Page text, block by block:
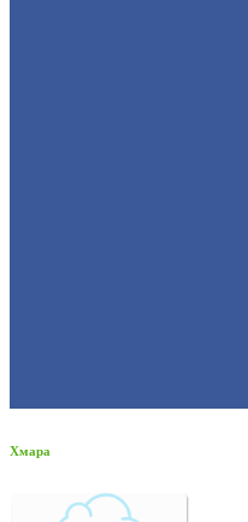
Хмара